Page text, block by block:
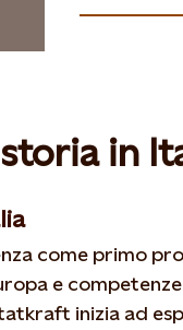
in
come primo
e
inizia ad